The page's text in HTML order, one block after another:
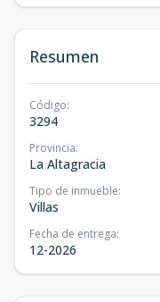
Resumen
Código:
3294
Provincia:
La Altagracia
Tipo de inmueble:
Villas
Fecha de entrega:
12-2026